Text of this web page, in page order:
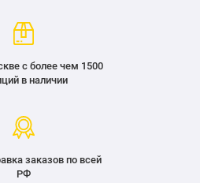
с более чем 1500
в наличии
заказов по всей
РФ